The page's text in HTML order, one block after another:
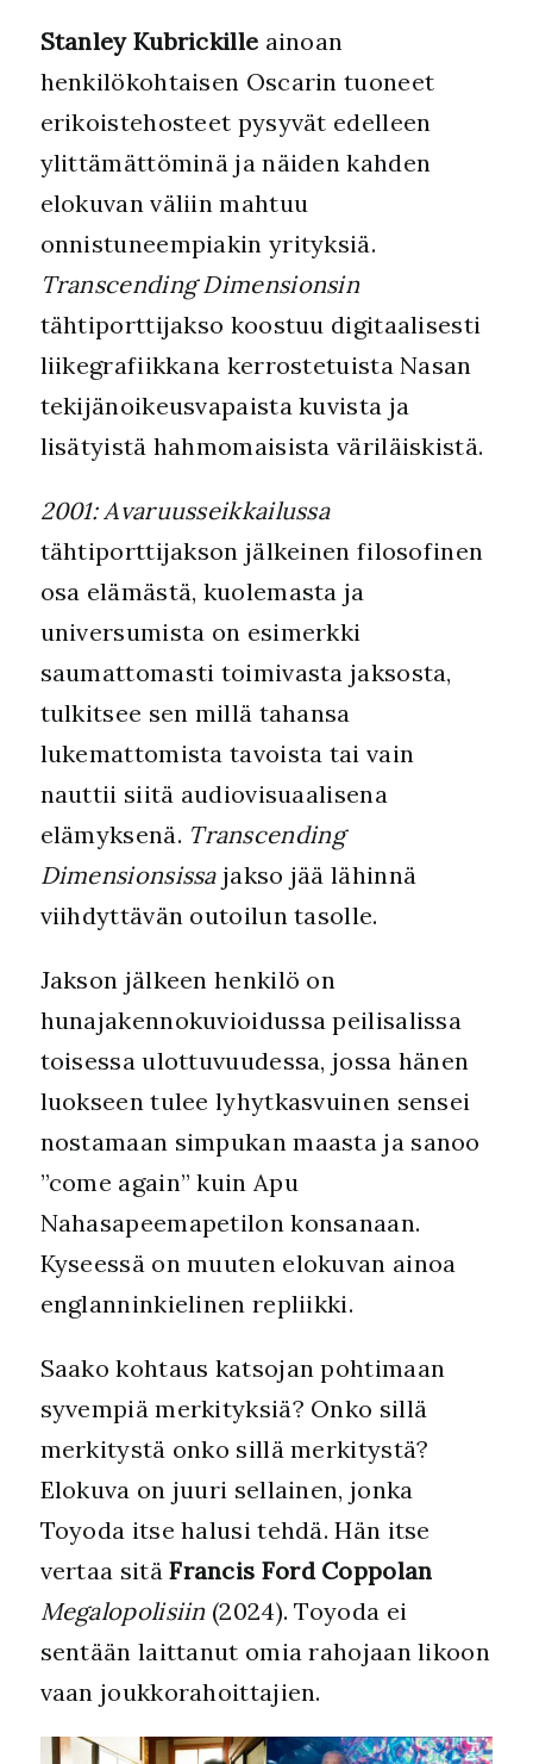
Stanley Kubrickille ainoan
henkilökohtaisen Oscarin tuoneet
erikoistehosteet pysyvät edelleen
ylittämättöminä ja näiden kahden
elokuvan väliin mahtuu
onnistuneempiakin yrityksiä.
Transcending Dimensionsin
tähtiporttijakso koostuu digitaalisesti
liikegrafiikkana kerrostetuista Nasan
tekijänoikeusvapaista kuvista ja
lisätyistä hahmomaisista väriläiskistä.
2001: Avaruusseikkailussa
tähtiporttijakson jälkeinen filosofinen
osa elämästä, kuolemasta ja
universumista on esimerkki
saumattomasti toimivasta jaksosta,
tulkitsee sen millä tahansa
lukemattomista tavoista tai vain
nauttii siitä audiovisuaalisena
elämyksenä. Transcending
Dimensionsissajakso jää lähinnä
viihdyttävän outoilun tasolle.
Jakson jälkeen henkilö on
hunajakennokuvioidussa peilisalissa
toisessa ulottuvuudessa, jossa hänen
luokseen tulee lyhytkasvuinen sensei
nostamaan simpukan maasta ja sanoo
”come again” kuin Apu
Nahasapeemapetilon konsanaan.
Kyseessä on muuten elokuvan ainoa
englanninkielinen repliikki.
Saako kohtaus katsojan pohtimaan
syvempiä merkityksiä? Onko sillä
merkitystä onko sillä merkitystä?
Elokuva on juuri sellainen, jonka
Toyoda itse halusi tehdä. Hän itse
vertaa sitäFrancis Ford Coppolan
Megalopolisiin (2024). Toyoda ei
sentään laittanut omia rahojaan likoon
vaan joukkorahoittajien.